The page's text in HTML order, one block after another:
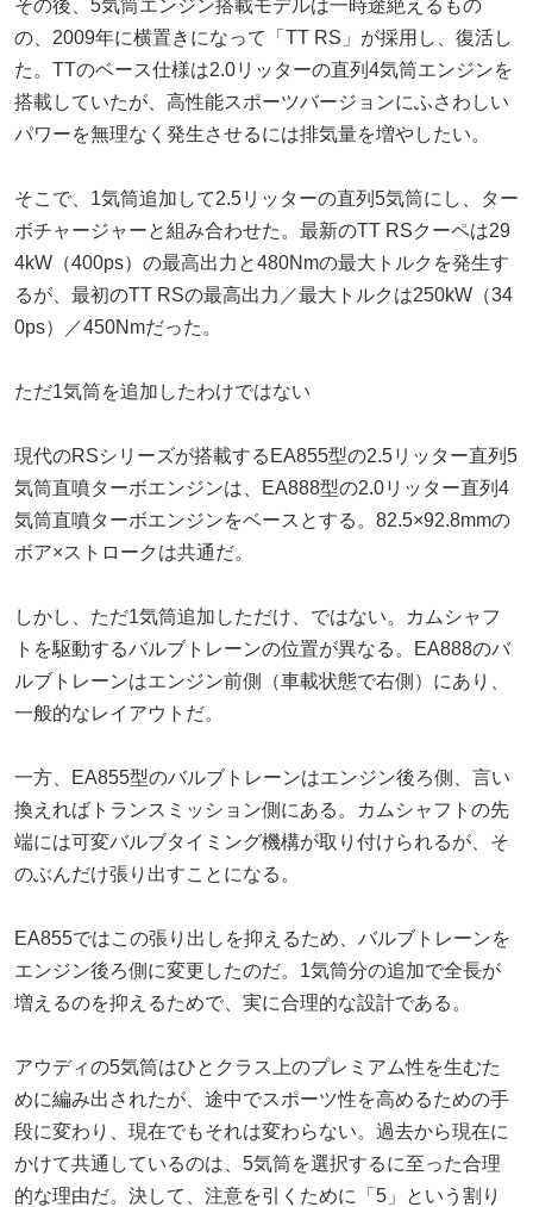
その後、5気筒エンジン搭載モデルは一時途絶えるもの
の、2009年に横置きになって「TT RS」が採用し、復活し
た。TTのベース仕様は2.0リッターの直列4気筒エンジンを
搭載していたが、高性能スポーツバージョンにふさわしい
パワーを無理なく発生させるには排気量を増やしたい。
そこで、1気筒追加して2.5リッターの直列5気筒にし、ター
ボチャージャーと組み合わせた。最新のTT RSクーペは29
4kW（400ps）の最高出力と480Nmの最大トルクを発生す
るが、最初のTT RSの最高出力／最大トルクは250kW（34
0ps）／450Nmだった。
ただ1気筒を追加したわけではない
現代のRSシリーズが搭載するEA855型の2.5リッター直列5
気筒直噴ターボエンジンは、EA888型の2.0リッター直列4
気筒直噴ターボエンジンをベースとする。82.5×92.8mmの
ボア×ストロークは共通だ。
しかし、ただ1気筒追加しただけ、ではない。カムシャフ
トを駆動するバルブトレーンの位置が異なる。EA888のバ
ルブトレーンはエンジン前側（車載状態で右側）にあり、
一般的なレイアウトだ。
一方、EA855型のバルブトレーンはエンジン後ろ側、言い
換えればトランスミッション側にある。カムシャフトの先
端には可変バルブタイミング機構が取り付けられるが、そ
のぶんだけ張り出すことになる。
EA855ではこの張り出しを抑えるため、バルブトレーンを
エンジン後ろ側に変更したのだ。1気筒分の追加で全長が
増えるのを抑えるためで、実に合理的な設計である。
アウディの5気筒はひとクラス上のプレミアム性を生むた
めに編み出されたが、途中でスポーツ性を高めるための手
段に変わり、現在でもそれは変わらない。過去から現在に
かけて共通しているのは、5気筒を選択するに至った合理
的な理由だ。決して、注意を引くために「5」という割り